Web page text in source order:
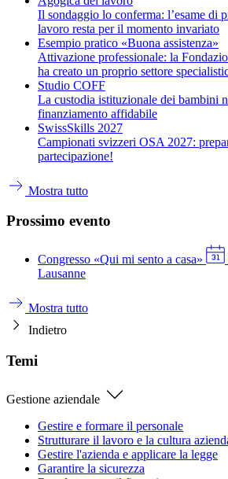
Il sondaggio lo conferma: l’esame di
lavoro resta per il momento invariato
Esempio pratico «Buona assistenza»
Attivazione professionale: la
ha creato un proprio settore
Studio COFF
La custodia istituzionale dei bambini
finanziamento affidabile
SwissSkills 2027
Campionati svizzeri OSA 2027:
partecipazione!
Mostra tutto
Prossimo evento
Congresso «Qui mi sento a casa»
Lausanne
Mostra tutto
Indietro
Temi
Gestione aziendale
Gestire e formare il personale
Strutturare il lavoro e la cultura
Gestire l'azienda e applicare la legge
Garantire la sicurezza